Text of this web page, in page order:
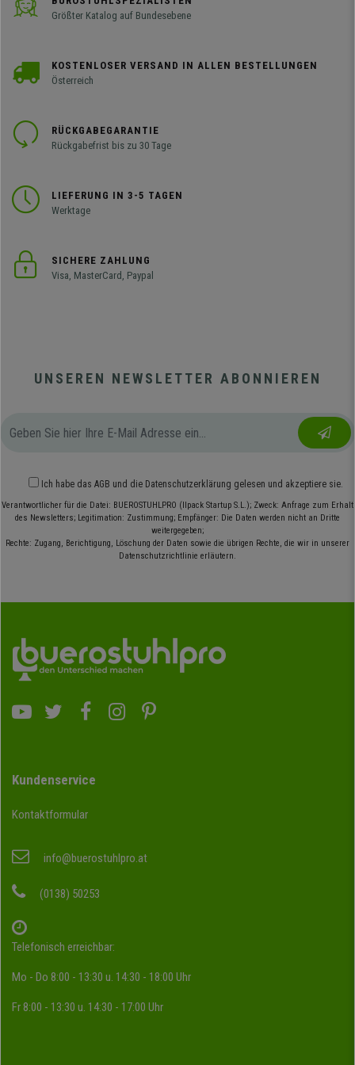
Größter Katalog auf Bundesebene
KOSTENLOSER VERSAND IN ALLEN BESTELLUNGEN
Österreich
RÜCKGABEGARANTIE
Rückgabefrist bis zu 30 Tage
LIEFERUNG IN 3-5 TAGEN
Werktage
SICHERE ZAHLUNG
Visa, MasterCard, Paypal
UNSEREN NEWSLETTER ABONNIEREN
Ich habe das AGB und die Datenschutzerklärung gelesen und akzeptiere sie.
Verantwortlicher für die Datei: BUEROSTUHLPRO (Ilpack Startup S.L.); Zweck: Anfrage zum Erhalt
des Newsletters; Legitimation: Zustimmung; Empfänger: Die Daten werden nicht an Dritte
weitergegeben;
Rechte: Zugang, Berichtigung, Löschung der Daten sowie die übrigen Rechte, die wir in unserer
Datenschutzrichtlinie erläutern.
Kundenservice
Kontaktformular
info@buerostuhlpro.at
(0138) 50253
Telefonisch erreichbar:
Mo - Do 8:00 - 13:30 u. 14:30 - 18:00 Uhr
Fr 8:00 - 13:30 u. 14:30 - 17:00 Uhr